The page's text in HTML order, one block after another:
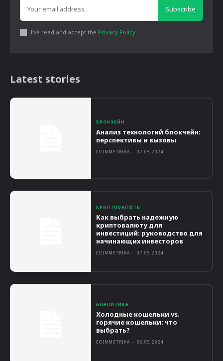
Subscribe
I've read and accept the Privacy Policy
Latest stories
БЛОКЧЕЙН
Анализ технологий блокчейн:
перспективы и вызовы
COINMETRIKA - 07.05.2024
КРИПТОВАЛЮТЫ
Как выбрать надежную
криптовалюту для
инвестиций: руководство для
начинающих инвесторов
COINMETRIKA - 07.05.2024
АНАЛИТИКА
Холодные кошельки vs.
горячие кошельки: что
выбрать?
COINMETRIKA - 06.05.2024